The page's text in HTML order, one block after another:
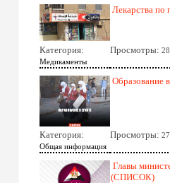
Лекарства по
Категория:
Медикаменты
Просмотры:
Образование
Категория:
Общая информация
Просмотры:
Главы
(СПИСОК)